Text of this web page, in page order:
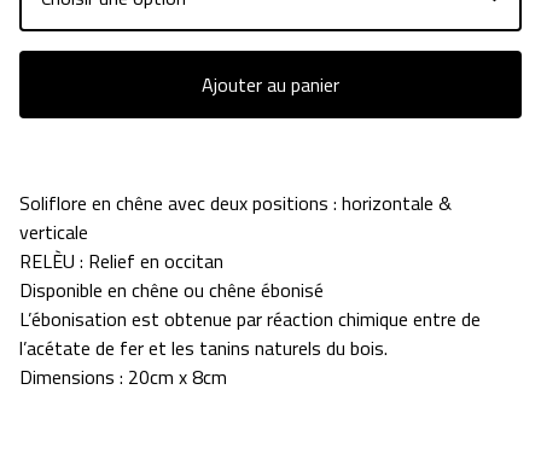
Ajouter au panier
Soliflore en chêne avec deux positions : horizontale &
verticale
RELÈU : Relief en occitan
Disponible en chêne ou chêne ébonisé
L’ébonisation est obtenue par réaction chimique entre de
l’acétate de fer et les tanins naturels du bois.
Dimensions : 20cm x 8cm